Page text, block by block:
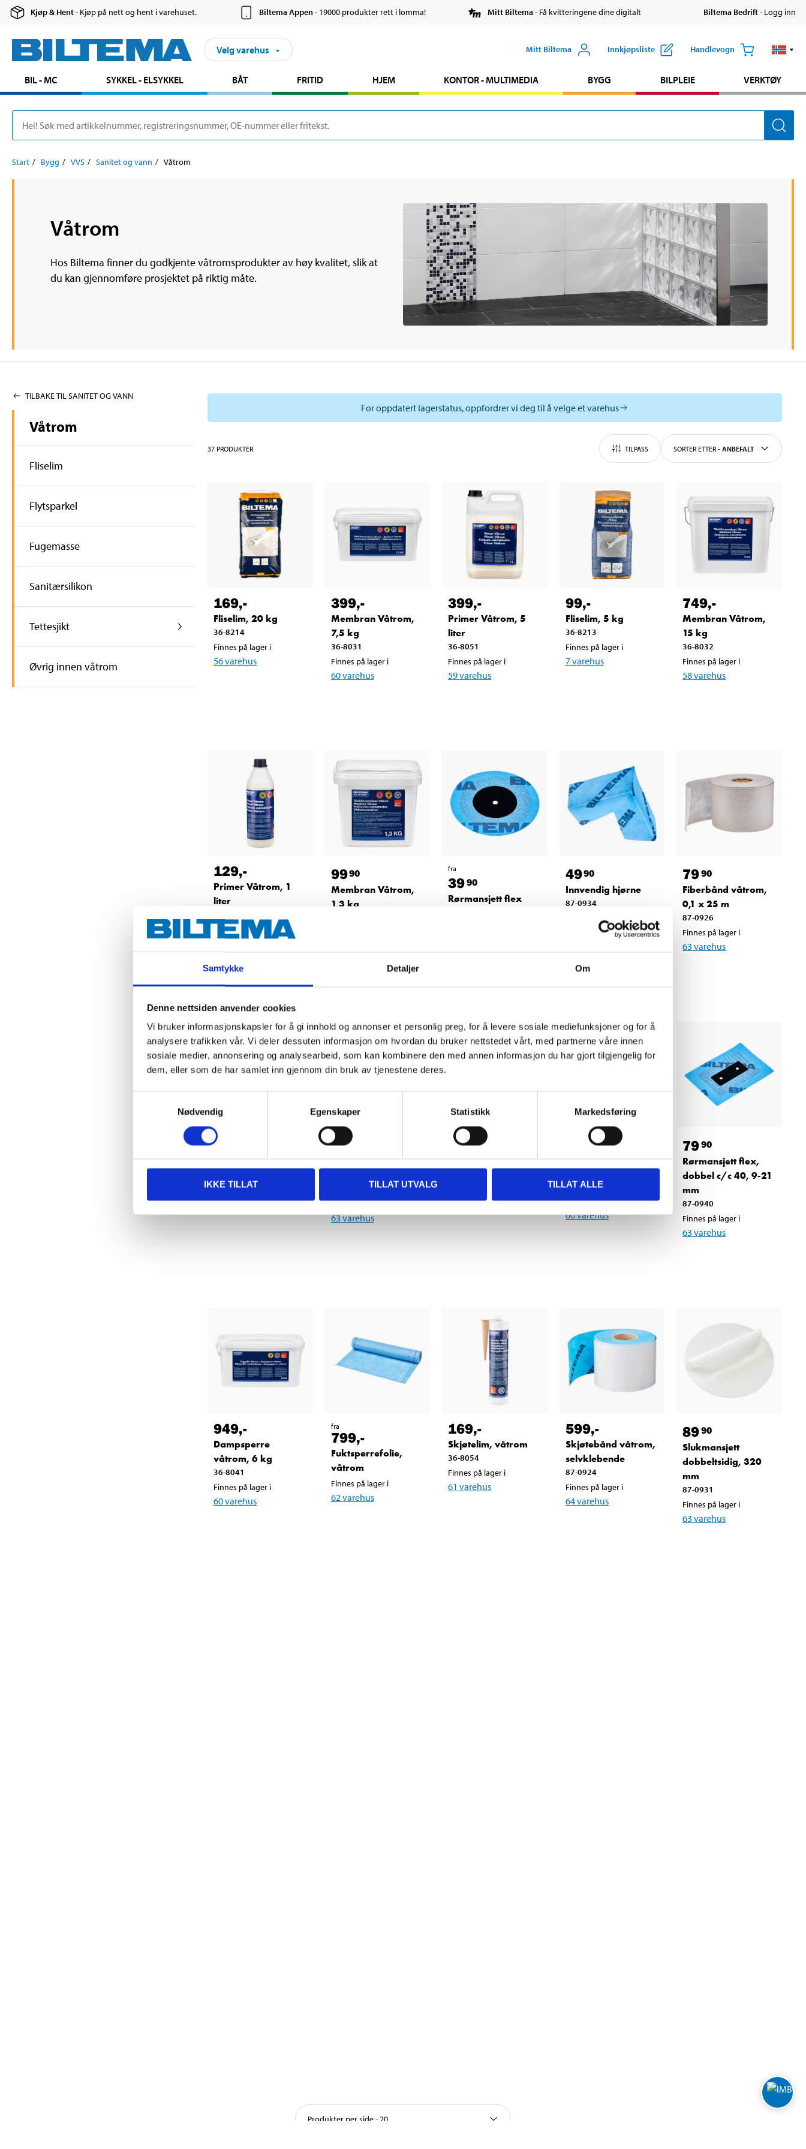
Samtykke Detaljer Om
Denne nettsiden anvender cookies
Vi bruker informasjonskapsler for å gi innhold og annonser et personlig preg, for å levere sosiale mediefunksjoner og for å
analysere trafikken vår. Vi deler dessuten informasjon om hvordan du bruker nettstedet vårt, med partnerne våre innen
sosiale medier, annonsering og analysearbeid, som kan kombinere den med annen informasjon du har gjort tilgjengelig for
dem, eller som de har samlet inn gjennom din bruk av tjenestene deres.
Nødvendig
Egenskaper Statistikk Markedsføring
IKKE TILLAT TILLAT UTVALG TILLAT ALLE
Kjøp & Hent- Kjøp på nett og hent i varehuset. Biltema Appen- 19000 produkter rett i lomma! Mitt Biltema- Få kvitteringene dine digitalt Biltema Bedrift- Logg inn
Velg varehus Mitt Biltema Innkjøpsliste Handlevogn
BIL - MC SYKKEL - ELSYKKEL BÅT FRITID HJEM KONTOR - MULTIMEDIA BYGG BILPLEIE VERKTØY
Start Bygg VVS Sanitet og vann Våtrom
Våtrom
Hos Biltema finner du godkjente våtromsprodukter av høy kvalitet, slik at
du kan gjennomføre prosjektet på riktig måte.
TILBAKE TIL SANITET OG VANN
Våtrom
Fliselim
Flytsparkel
Fugemasse
Sanitærsilikon
Tettesjikt
Øvrig innen våtrom
For oppdatert lagerstatus, oppfordrer vi deg til å velge et varehus
37 PRODUKTER TILPASS SORTER ETTER - ANBEFALT
169,-
Fliselim, 20 kg
36-8214
Finnes på lager i
56varehus
399,-
Membran Våtrom,
7,5 kg
36-8031
Finnes på lager i
60varehus
399,-
Primer Våtrom, 5
liter
36-8051
Finnes på lager i
59varehus
99,-
Fliselim, 5 kg
36-8213
Finnes på lager i
7varehus
749,-
Membran Våtrom,
15 kg
36-8032
Finnes på lager i
58varehus
129,-
Primer Våtrom, 1
liter
Finnes på lager i
9990
Membran Våtrom,
1,3 kg
fra
3990
Rørmansjett flex
4990
Innvendig hjørne
87-0934
Finnes på lager i
varehus
7990
Fiberbånd våtrom,
0,1 x 25 m
87-0926
Finnes på lager i
63 varehus
399
Skjøtebånd våtrom
87-0922
Finnes på lager i
61varehus
7990
Slukmansjett
Finnes på lager i
63varehus
4990
Utvendig hjørne
63varehus
199,-
Dampsperre
våtrom, 1 kg
36-8040
Finnes på lager i
60varehus
7990
Rørmansjett flex,
dobbel c/c 40, 9-21
mm
87-0940
Finnes på lager i
63 varehus
949,-
Dampsperre
våtrom, 6 kg
36-8041
Finnes på lager i
60varehus
fra
799,-
Fuktsperrefolie,
våtrom
Finnes på lager i
62 varehus
169,-
Skjøtelim, våtrom
36-8054
Finnes på lager i
61 varehus
599,-
Skjøtebånd våtrom,
selvklebende
87-0924
Finnes på lager i
64varehus
8990
Slukmansjett
dobbeltsidig, 320
mm
87-0931
Finnes på lager i
63 varehus
Produkter per side - 20